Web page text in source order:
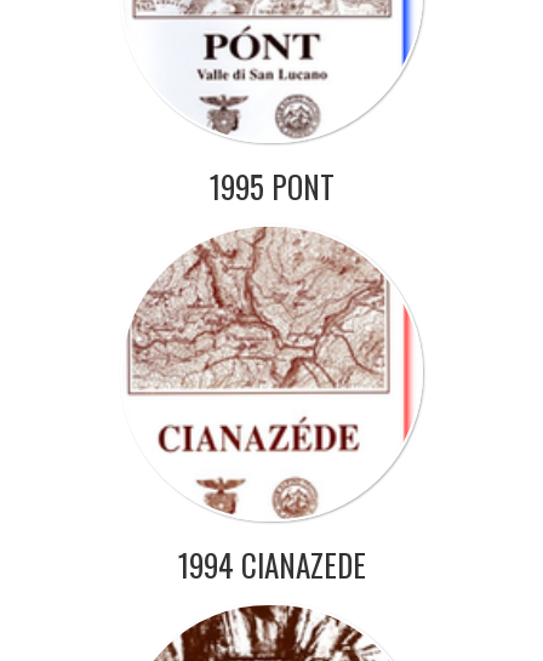
1995 PONT
1994 CIANAZEDE